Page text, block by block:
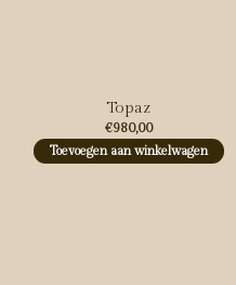
Topaz
€980,00
Toevoegen aan winkelwagen